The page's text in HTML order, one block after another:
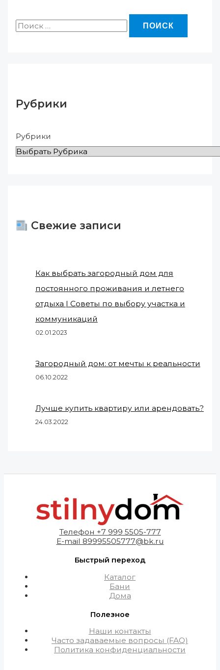
Рубрики
Рубрики
Свежие записи
Как выбрать загородный дом для
постоянного проживания и летнего
отдыха | Советы по выбору участка и
коммуникаций
02.01.2023
Загородный дом: от мечты к реальности
06.10.2022
Лучше купить квартиру или арендовать?
24.03.2022
Телефон +7 999 5505-777
E-mail 89995505777@bk.ru
Быстрый переход
Каталог
Бани
Дома
Полезное
Наши контакты
Часто задаваемые вопросы (FAQ)
Политика конфиденциальности